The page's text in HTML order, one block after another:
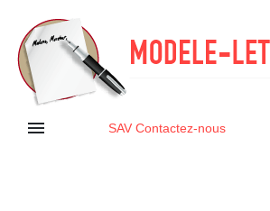
 SAV Contactez-nous